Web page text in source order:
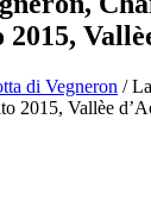
di Vegneron /
2015, Vallèe